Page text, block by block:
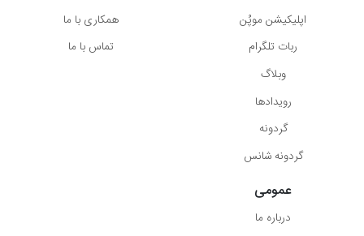
اپلیکیشن موپُن
ربات تلگرام
وبلاگ
رویدادها
گردونه
گردونه شانس
همکاری با ما
تماس با ما
عمومی
درباره ما